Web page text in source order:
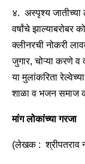
४. अस्पृश्य
वर्षांचे झाल्याबरोबर
क्लीनरची नोकरी
जुगार, चोऱ्या करणे व
या मुलांकरिता
शाळा व भजन समाज
मांग लोकांच्या गरजा
(लेखक : श्रीपतराव